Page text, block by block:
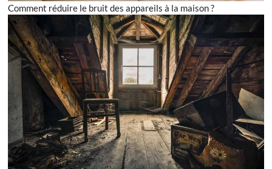
Comment réduire le bruit des appareils à la maison ?